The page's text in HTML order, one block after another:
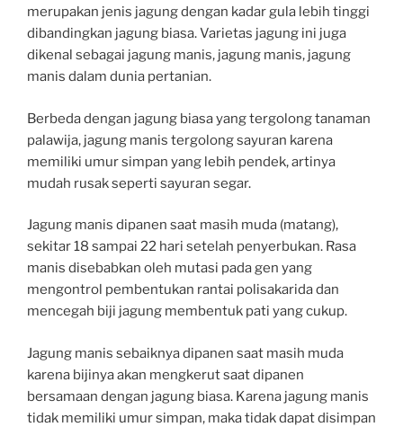
merupakan jenis jagung dengan kadar gula lebih tinggi
dibandingkan jagung biasa. Varietas jagung ini juga
dikenal sebagai jagung manis, jagung manis, jagung
manis dalam dunia pertanian.
Berbeda dengan jagung biasa yang tergolong tanaman
palawija, jagung manis tergolong sayuran karena
memiliki umur simpan yang lebih pendek, artinya
mudah rusak seperti sayuran segar.
Jagung manis dipanen saat masih muda (matang),
sekitar 18 sampai 22 hari setelah penyerbukan. Rasa
manis disebabkan oleh mutasi pada gen yang
mengontrol pembentukan rantai polisakarida dan
mencegah biji jagung membentuk pati yang cukup.
Jagung manis sebaiknya dipanen saat masih muda
karena bijinya akan mengkerut saat dipanen
bersamaan dengan jagung biasa. Karena jagung manis
tidak memiliki umur simpan, maka tidak dapat disimpan